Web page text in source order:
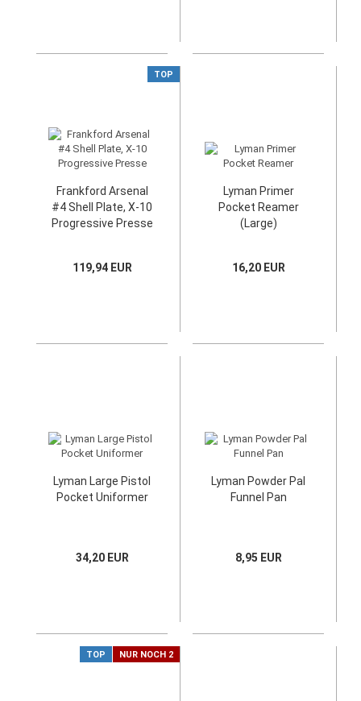
TOP
Frankford Arsenal
#4 Shell Plate, X-10
Progressive Presse
119,94 EUR
Lyman Primer
Pocket Reamer
(Large)
16,20 EUR
Lyman Large Pistol
Pocket Uniformer
34,20 EUR
Lyman Powder Pal
Funnel Pan
8,95 EUR
TOP NUR NOCH 2